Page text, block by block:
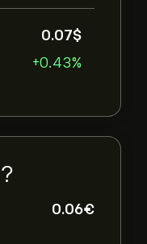
0.07‎$‎
+0.43%
?
0.06‎€‎